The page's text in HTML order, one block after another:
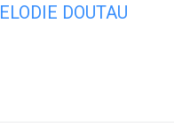
ELODIE DOUTAU